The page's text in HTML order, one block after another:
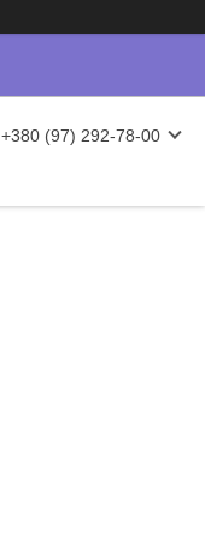
+380 (97) 292-78-00